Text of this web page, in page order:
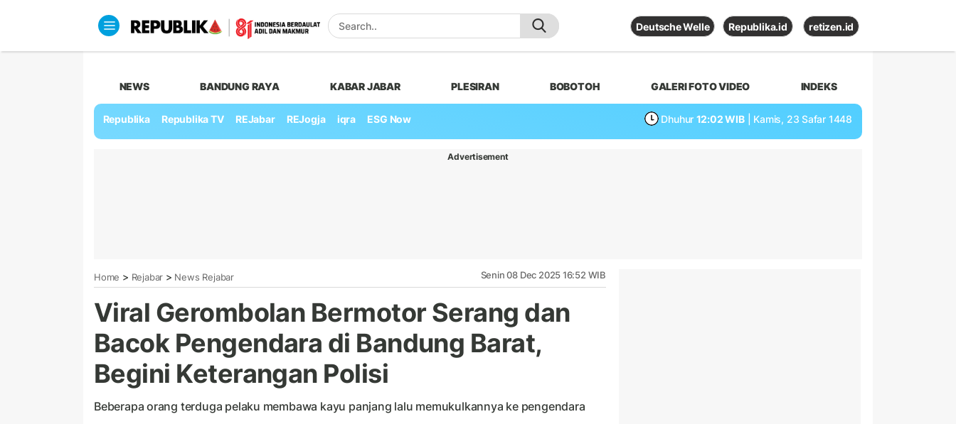
Deutsche Welle Republika.id retizen.id
NEWS BANDUNG RAYA KABAR JABAR PLESIRAN BOBOTOH GALERI FOTO VIDEO INDEKS
Republika Republika TV REJabar REJogja iqra ESG Now Dhuhur 12:02 WIB | Kamis, 23 Safar 1448
Advertisement
Home > Rejabar > News Rejabar Senin 08 Dec 2025 16:52 WIB
Viral Gerombolan Bermotor Serang dan
Bacok Pengendara di Bandung Barat,
Begini Keterangan Polisi
Beberapa orang terduga pelaku membawa kayu panjang lalu memukulkannya ke pengendara